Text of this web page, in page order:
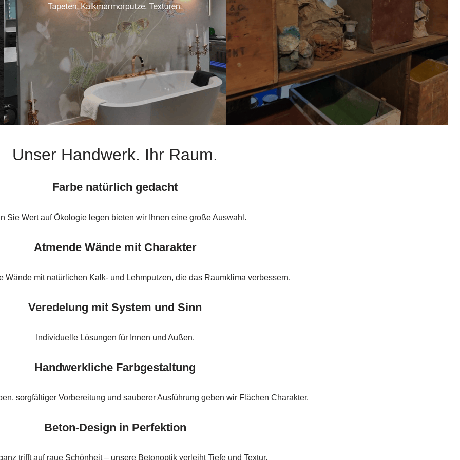
Unser Handwerk. Ihr Raum.
Farbe natürlich gedacht
Sie Wert auf Ökologie legen bieten wir Ihnen eine große Auswahl.
Atmende Wände mit Charakter
Wände mit natürlichen Kalk- und Lehmputzen, die das Raumklima verbessern.
Veredelung mit System und Sinn
Individuelle Lösungen für Innen und Außen.
Handwerkliche Farbgestaltung
sorgfältiger Vorbereitung und sauberer Ausführung geben wir Flächen Charakter.
Beton-Design in Perfektion
trifft auf raue Schönheit – unsere Betonoptik verleiht Tiefe und Textur.